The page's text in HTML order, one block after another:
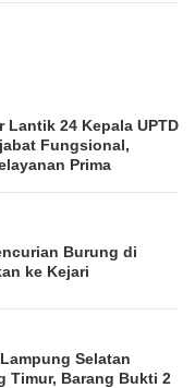
Lantik 24 Kepala UPTD
Fungsional,
Prima
Burung di
ke Kejari
Selatan
Timur, Barang Bukti 2